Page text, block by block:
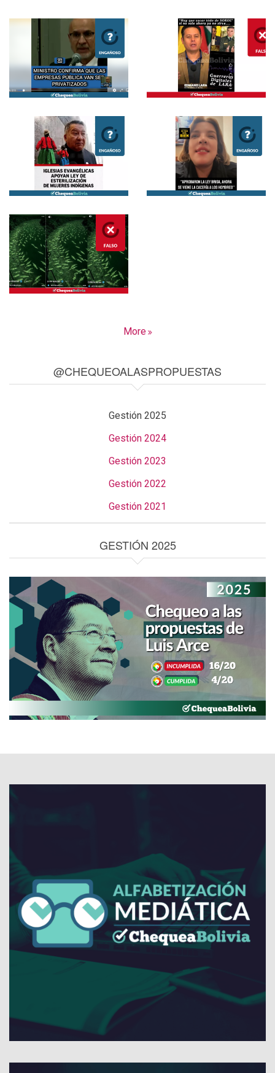
More
@CHEQUEOALASPROPUESTAS
Gestión 2025
Gestión 2024
Gestión 2023
Gestión 2022
Gestión 2021
GESTIÓN 2025